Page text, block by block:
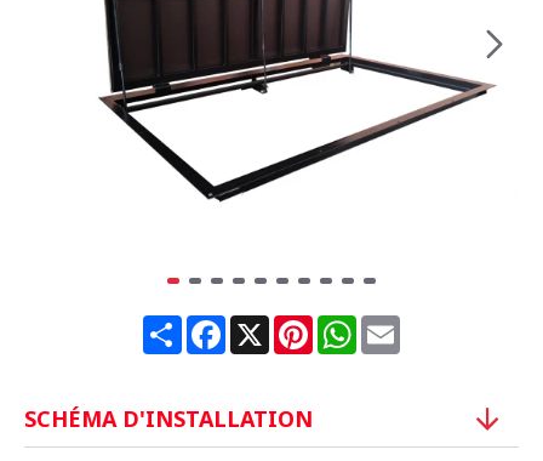
ShareFacebook
X PinterestWhatsApp
Email
SCHÉMA D'INSTALLATION